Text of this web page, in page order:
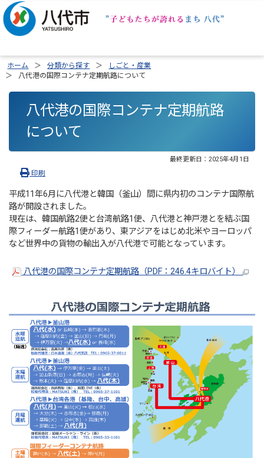
ホーム 分類から探す
しごと・産業
八代港の国際コンテナ定期航路について
八代港の国際コンテナ定期航路
について
最終更新日： 2025年4月1日
印刷
平成11年6月に八代港と韓国（釜山）間に県内初のコンテナ国際航
路が開設されました。
現在は、韓国航路2便と台湾航路1便、八代港と神戸港とを結ぶ国
際フィーダー航路1便があり、東アジアをはじめ北米やヨーロッパ
など世界中の貨物の輸出入が八代港で可能となっています。
八代港の国際コンテナ定期航路（PDF：246.4キロバイト）